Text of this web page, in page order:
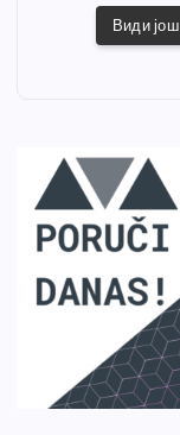
Види још